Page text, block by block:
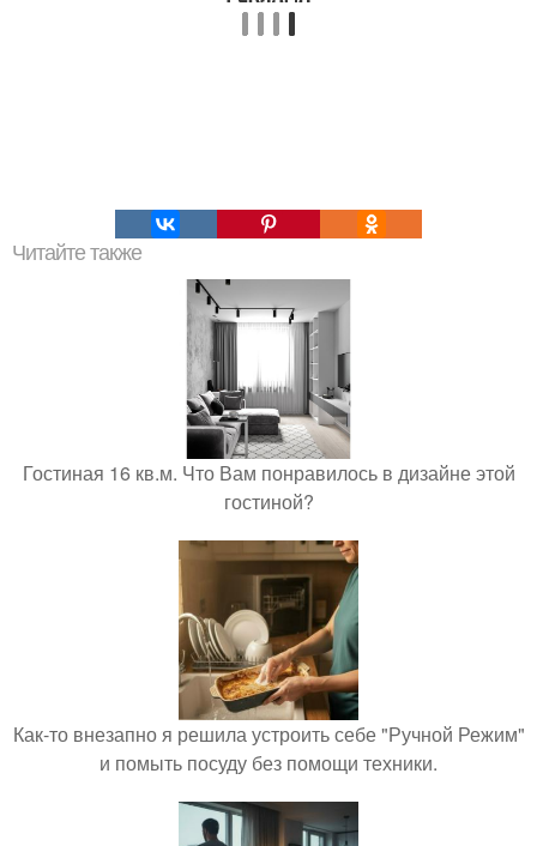
Читайте также
Гостиная 16 кв.м. Что Вам понравилось в дизайне этой
гостиной?
Как-то внезапно я решила устроить себе "Ручной Режим"
и помыть посуду без помощи техники.